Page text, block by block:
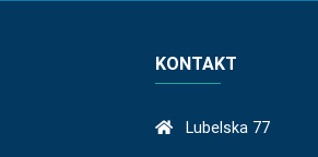
KONTAKT
Lubelska 77